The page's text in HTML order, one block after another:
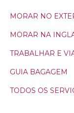
MORAR NO
MORAR NA
TRABALHAR E
GUIA BAGAGEM
TODOS OS